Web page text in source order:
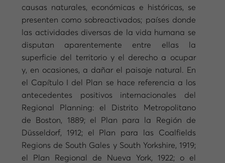
causas naturales, económicas e históricas, se
presenten como sobreactivados; países donde
las actividades diversas de la vida humana se
disputan aparentemente entre ellas la
superficie del territorio y el derecho a ocupar
y, en ocasiones, a dañar el paisaje natural. En
el Capítulo I del Plan se hace referencia a los
antecedentes positivos internacionales del
Regional Planning: el Distrito Metropolitano
de Boston, 1889; el Plan para la Región de
Düsseldorf, 1912; el Plan para las Coalfields
Regions de South Gales y South Yorkshire, 1919;
el Plan Regional de Nueva York, 1922; o el